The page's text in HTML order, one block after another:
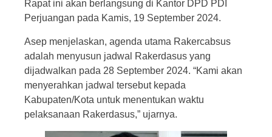
Rapat ini akan berlangsung di Kantor DPD PDI
Perjuangan pada Kamis, 19 September 2024.
Asep menjelaskan, agenda utama Rakercabsus
adalah menyusun jadwal Rakerdasus yang
dijadwalkan pada 28 September 2024. “Kami akan
menyerahkan jadwal tersebut kepada
Kabupaten/Kota untuk menentukan waktu
pelaksanaan Rakerdasus,” ujarnya.